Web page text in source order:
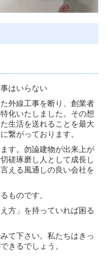
店）
はいらない
外線工事を断り、創業者
化いたしました。その想
生活を送れることを最大
繋がっております。
す。勿論建物が出来上が
磋琢磨し人として成長し
える風通しの良い会社を
ものです。
方」を持っていれば困る
て下さい。私たちはきっ
きるでしょう。